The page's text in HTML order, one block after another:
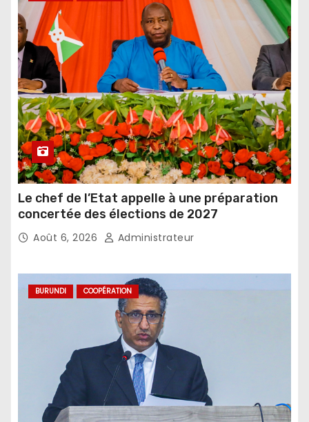
Le chef de l’Etat appelle à une préparation
concertée des élections de 2027
Août 6, 2026 Administrateur
BURUNDI COOPÉRATION